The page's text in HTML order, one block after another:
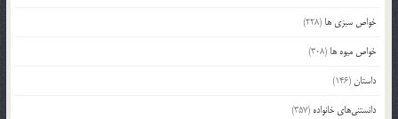
خواص سبزی ها (228)
خواص میوه ها (308)
داستان(146)
دانستنی‌های خانواده (357)